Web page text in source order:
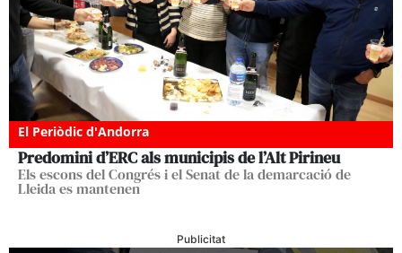
El Periòdic d'Andorra
Predomini d’ERC als municipis de l’Alt Pirineu
Els escons del Congrés i el Senat de la demarcació de
Lleida es mantenen
Publicitat